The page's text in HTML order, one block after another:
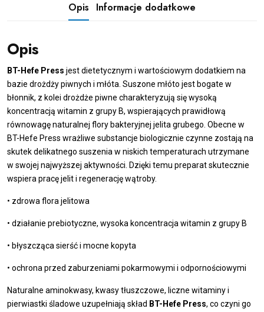
Opis Informacje dodatkowe
Opis
BT-Hefe Press jest dietetycznym i wartościowym dodatkiem na
bazie drożdży piwnych i młóta. Suszone młóto jest bogate w
błonnik, z kolei drożdże piwne charakteryzują się wysoką
koncentracją witamin z grupy B, wspierających prawidłową
równowagę naturalnej flory bakteryjnej jelita grubego. Obecne w
BT-Hefe Press wrażliwe substancje biologicznie czynne zostają na
skutek delikatnego suszenia w niskich temperaturach utrzymane
w swojej najwyższej aktywności. Dzięki temu preparat skutecznie
wspiera pracę jelit i regenerację wątroby.
• zdrowa flora jelitowa
• działanie prebiotyczne, wysoka koncentracja witamin z grupy B
• błyszcząca sierść i mocne kopyta
• ochrona przed zaburzeniami pokarmowymi i odpornościowymi
Naturalne aminokwasy, kwasy tłuszczowe, liczne witaminy i
pierwiastki śladowe uzupełniają skład BT-Hefe Press, co czyni go